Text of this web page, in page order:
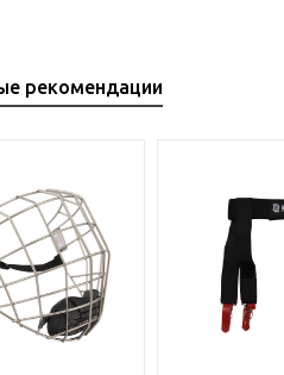
рекомендации